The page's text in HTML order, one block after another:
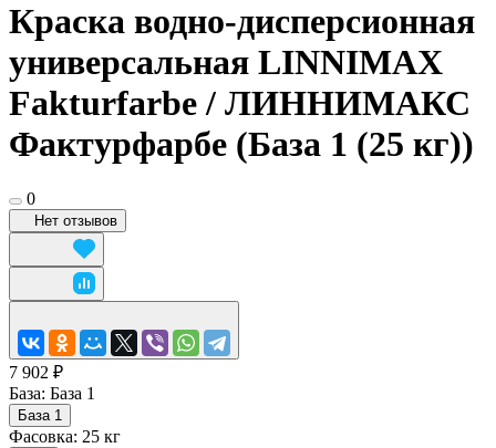
Краска водно-дисперсионная
универсальная LINNIMAX
Fakturfarbe / ЛИННИМАКС
Фактурфарбе (База 1 (25 кг))
0
Нет отзывов
7 902 ₽
База: База 1
База 1
Фасовка: 25 кг